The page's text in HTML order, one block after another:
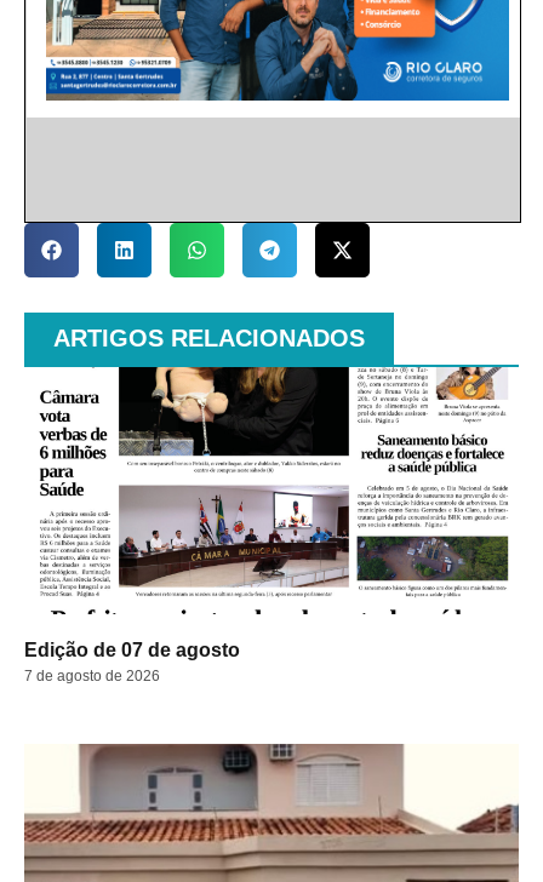
ARTIGOS RELACIONADOS
Edição de 07 de agosto
7 de agosto de 2026